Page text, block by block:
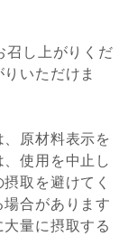
召し上がりくだ
いただけま
原材料表示を
使用を中止し
取を避けてく
合があります
量に摂取する